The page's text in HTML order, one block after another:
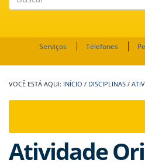
Serviços Telefones
INÍCIO / DISCIPLINAS /
Atividade